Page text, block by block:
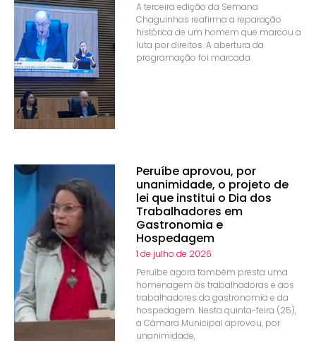
A terceira edição da Semana
Chaguinhas reafirma a reparação
histórica de um homem que marcou a
luta por direitos. A abertura da
programação foi marcada
Peruíbe aprovou, por
unanimidade, o projeto de
lei que institui o Dia dos
Trabalhadores em
Gastronomia e
Hospedagem
1 de julho de 2026
Peruíbe agora também presta uma
homenagem às trabalhadoras e aos
trabalhadores da gastronomia e da
hospedagem. Nesta quinta-feira (25),
a Câmara Municipal aprovou, por
unanimidade,